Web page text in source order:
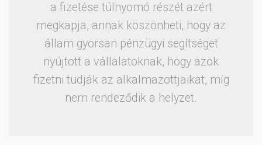
a fizetése túlnyomó részét azért
megkapja, annak köszönheti, hogy az
állam gyorsan pénzügyi segítséget
nyújtott a vállalatoknak, hogy azok
fizetni tudják az alkalmazottjaikat, míg
nem rendeződik a helyzet.